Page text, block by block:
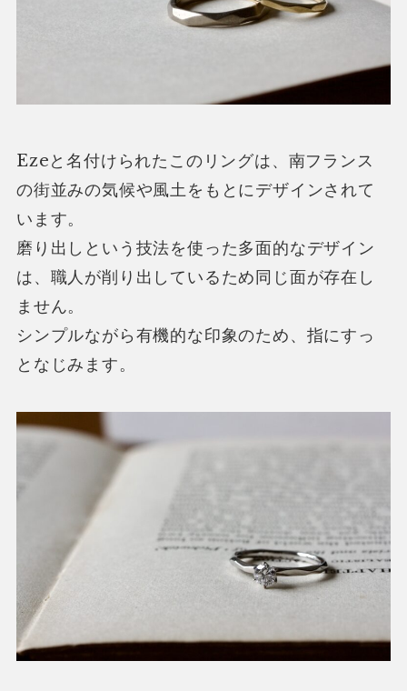
Ezeと名付けられたこのリングは、南フランス
の街並みの気候や風土をもとにデザインされて
います。
磨り出しという技法を使った多面的なデザイン
は、職人が削り出しているため同じ面が存在し
ません。
シンプルながら有機的な印象のため、指にすっ
となじみます。